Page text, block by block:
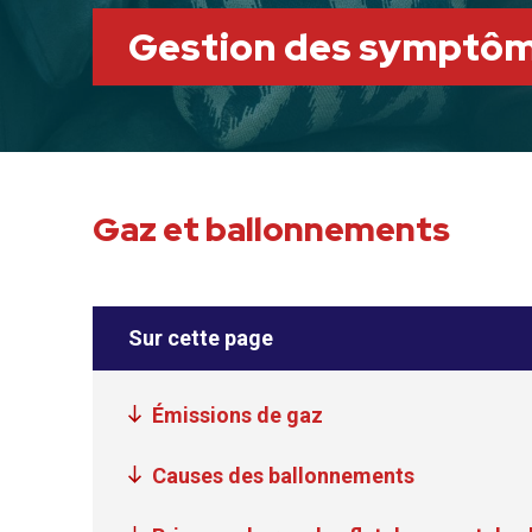
Gestion des
Gaz et ballonnements
Sur cette page
Émissions de gaz
Causes des ballonnements